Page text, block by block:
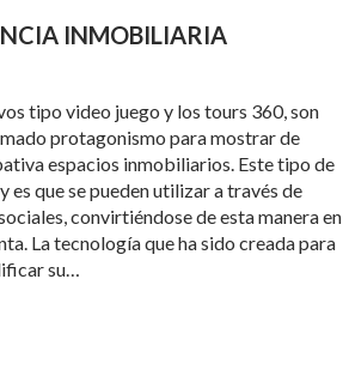
INMOBILIARIA
tipo video juego y los tours 360, son
protagonismo para mostrar de
espacios inmobiliarios. Este tipo de
es que se pueden utilizar a través de
convirtiéndose de esta manera en
La tecnología que ha sido creada para
su…